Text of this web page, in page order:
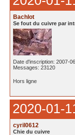
Bachlot
Se fout du cuivre par
Date d'inscription: 2007-
Messages: 23120
Hors ligne
2020-01-
cyril0612
Chie du cuivre